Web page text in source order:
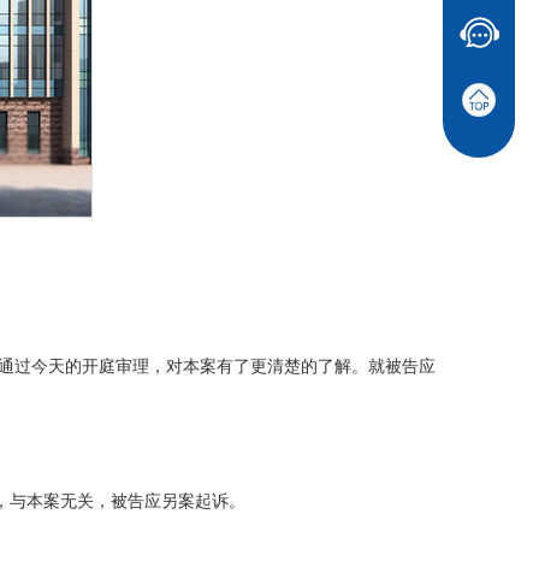
过今天的开庭审理，对本案有了更清楚的了解。就被告应
本案无关，被告应另案起诉。